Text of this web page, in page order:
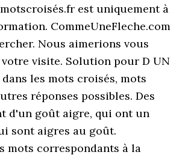
est uniquement à
CommeUneFleche.com
Nous aimerions vous
visite. Solution pour D UN
dans les mots croisés, mots
réponses possibles. Des
d'un goût aigre, qui ont un
sont aigres au goût.
mots correspondants à la